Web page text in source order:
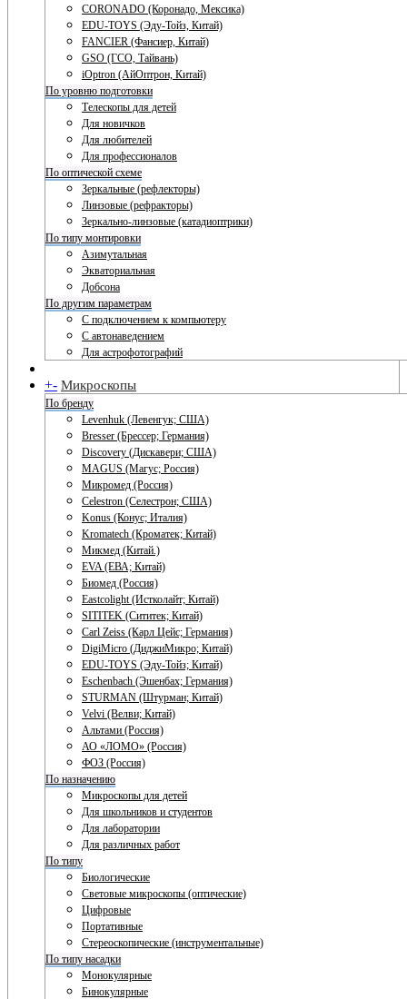
CORONADO (Коронадо, Мексика)
EDU-TOYS (Эду-Тойз, Китай)
FANCIER (Фансиер, Китай)
GSO (ГСО, Тайвань)
iOptron (АйОптрон, Китай)
По уровню подготовки
Телескопы для детей
Для новичков
Для любителей
Для профессионалов
По оптической схеме
Зеркальные (рефлекторы)
Линзовые (рефракторы)
Зеркально-линзовые (катадиоптрики)
По типу монтировки
Азимутальная
Экваториальная
Добсона
По другим параметрам
С подключением к компьютеру
С автонаведением
Для астрофотографий
+- Микроскопы
По бренду
Levenhuk (Левенгук; США)
Bresser (Брессер; Германия)
Discovery (Дискавери; США)
MAGUS (Магус; Россия)
Микромед (Россия)
Celestron (Селестрон; США)
Konus (Конус; Италия)
Kromatech (Кроматек; Китай)
Микмед (Китай.)
EVA (ЕВА; Китай)
Биомед (Россия)
Eastcolight (Истколайт; Китай)
SITITEK (Сититек; Китай)
Carl Zeiss (Карл Цейс; Германия)
DigiMicro (ДиджиМикро; Китай)
EDU-TOYS (Эду-Тойз; Китай)
Eschenbach (Эшенбах; Германия)
STURMAN (Штурман; Китай)
Velvi (Велви; Китай)
Альтами (Россия)
АО «ЛОМО» (Россия)
ФОЗ (Россия)
По назначению
Микроскопы для детей
Для школьников и студентов
Для лаборатории
Для различных работ
По типу
Биологические
Световые микроскопы (оптические)
Цифровые
Портативные
Стереоскопические (инструментальные)
По типу насадки
Монокулярные
Бинокулярные